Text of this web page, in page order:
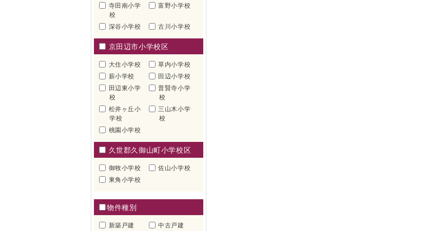
寺田南小学
校
富野小学校
深谷小学校 古川小学校
京田辺市小学校区
大住小学校
草内小学校
薪小学校
田辺小学校
田辺東小学
校
普賢寺小学
校
松井ヶ丘小
学校
三山木小学
校
桃園小学校
久世郡久御山町小学校区
御牧小学校
佐山小学校
東角小学校
物件種別
新築戸建
中古戸建